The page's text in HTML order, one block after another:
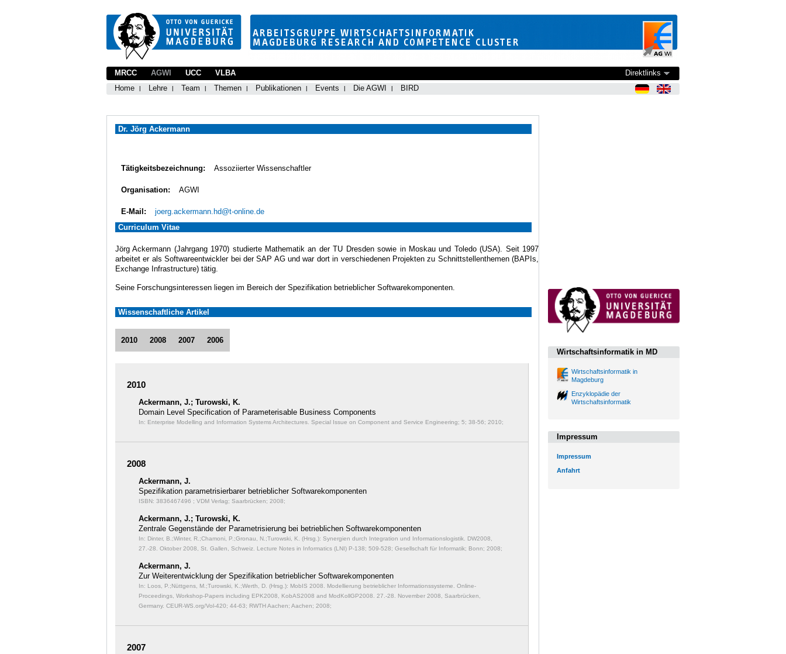
MRCC
AGWI
Home
Lehre Team Themen Publikationen Events Die AGWI BIRD
UCC VLBA Direktlinks
Dr. Jörg Ackermann
Tätigkeitsbezeichnung: Assoziierter Wissenschaftler
Organisation: AGWI
E-Mail:
joerg.ackermann.hd@t-online.de
Curriculum Vitae
Jörg Ackermann (Jahrgang 1970) studierte Mathematik an der TU Dresden sowie in Moskau und Toledo (USA). Seit 1997
arbeitet er als Softwareentwickler bei der SAP AG und war dort in verschiedenen Projekten zu Schnittstellenthemen (BAPIs,
Exchange Infrastructure) tätig.
Seine Forschungsinteressen liegen im Bereich der Spezifikation betrieblicher Softwarekomponenten.
Wissenschaftliche Artikel
2010 2008 2007 2006
2010
Ackermann, J.; Turowski, K.
Domain Level Specification of Parameterisable Business Components
In: Enterprise Modelling and Information Systems Architectures. Special Issue on Component and Service Engineering; 5; 38-56; 2010;
2008
Ackermann, J.
Spezifikation parametrisierbarer betrieblicher Softwarekomponenten
ISBN: 3836467496 ; VDM Verlag; Saarbrücken; 2008;
Ackermann, J.; Turowski, K.
Zentrale Gegenstände der Parametrisierung bei betrieblichen Softwarekomponenten
In: Dinter, B.;Winter, R.;Chamoni, P.;Gronau, N.;Turowski, K. (Hrsg.): Synergien durch Integration und Informationslogistik. DW2008,
27.-28. Oktober 2008, St. Gallen, Schweiz. Lecture Notes in Informatics (LNI) P-138; 509-528; Gesellschaft für Informatik; Bonn; 2008;
Ackermann, J.
Zur Weiterentwicklung der Spezifikation betrieblicher Softwarekomponenten
In: Loos, P.;Nüttgens, M.;Turowski, K.;Werth, D. (Hrsg.): MobIS 2008. Modellierung betrieblicher Informationssysteme. Online-
Proceedings, Workshop-Papers including EPK2008, KobAS2008 and ModKollGP2008. 27.-28. November 2008, Saarbrücken,
Germany. CEUR-WS.org/Vol-420; 44-63; RWTH Aachen; Aachen; 2008;
2007
Wirtschaftsinformatik in MD
Wirtschaftsinformatik in
Magdeburg
Enzyklopädie der
Wirtschaftsinformatik
Impressum
Impressum
Anfahrt